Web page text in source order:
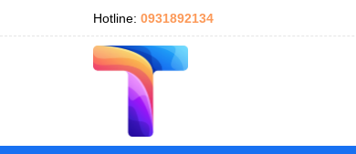
Hotline: 0931892134